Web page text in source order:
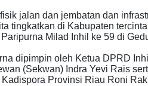
jalan dan jembatan dan
tingkatkan di Kabupaten
Milad Inhil ke 59 di
dipimpin oleh Ketua DPRD
(Sekwan) Indra Yevi Rais
Provinsi Riau Roni